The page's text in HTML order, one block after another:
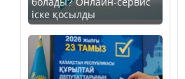
іске қосылды